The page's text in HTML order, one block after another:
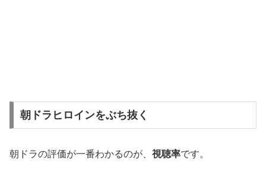
朝ドラヒロインをぶち抜く
朝ドラの評価が一番わかるのが、 視聴率です。